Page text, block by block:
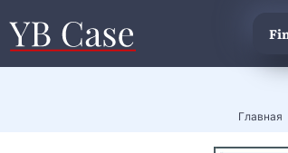
Главная